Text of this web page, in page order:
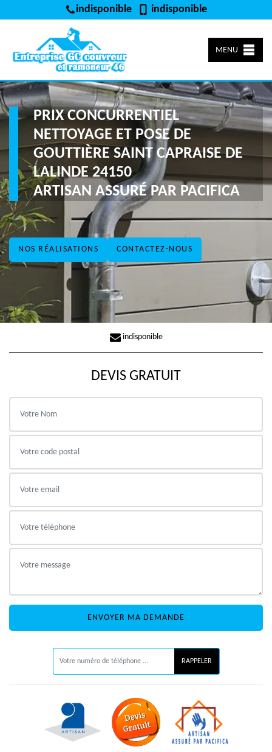
indisponible indisponible
MENU
NOS RÉALISATIONS CONTACTEZ-NOUS
PRIX CONCURRENTIEL
NETTOYAGE ET POSE DE
GOUTTIÈRE SAINT CAPRAISE DE
LALINDE 24150
ARTISAN ASSURÉ PAR PACIFICA
indisponible
DEVIS GRATUIT